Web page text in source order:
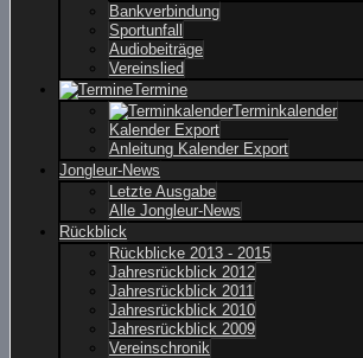
Bankverbindung
Sportunfall
Audiobeiträge
Vereinslied
Termine
Terminkalender
Kalender Export
Anleitung Kalender Export
Jongleur-News
Letzte Ausgabe
Alle Jongleur-News
Rückblick
Rückblicke 2013 - 2015
Jahresrückblick 2012
Jahresrückblick 2011
Jahresrückblick 2010
Jahresrückblick 2009
Vereinschronik